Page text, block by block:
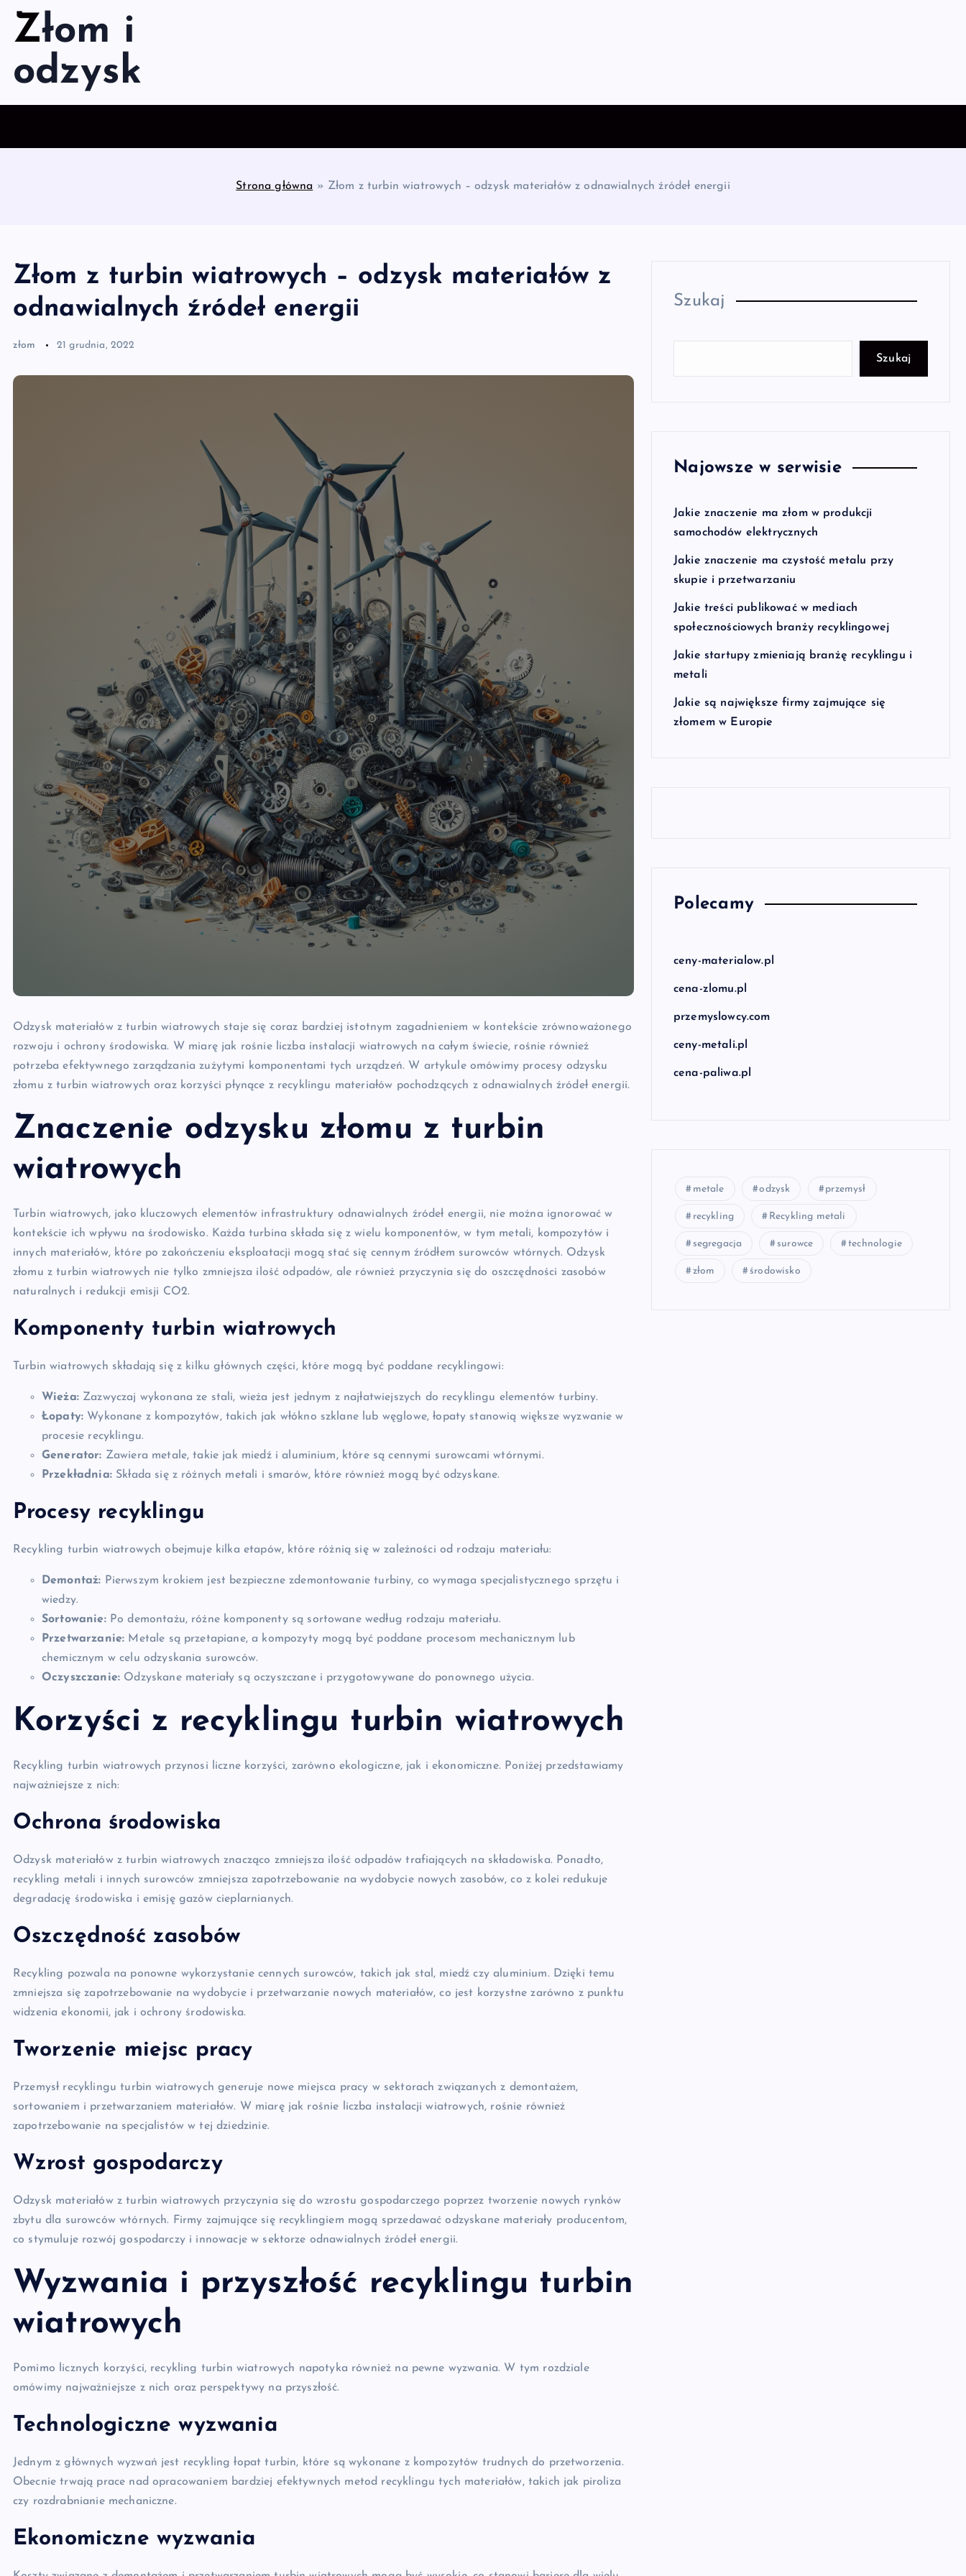
o
Złom i
odzysk
Strona główna » Złom z turbin wiatrowych – odzysk materiałów z odnawialnych źródeł energii
Złom z turbin wiatrowych – odzysk materiałów z
odnawialnych źródeł energii
złom 21 grudnia, 2022
Odzysk materiałów z turbin wiatrowych staje się coraz bardziej istotnym zagadnieniem w kontekście zrównoważonego
rozwoju i ochrony środowiska. W miarę jak rośnie liczba instalacji wiatrowych na całym świecie, rośnie również
potrzeba efektywnego zarządzania zużytymi komponentami tych urządzeń. W artykule omówimy procesy odzysku
złomu z turbin wiatrowych oraz korzyści płynące z recyklingu materiałów pochodzących z odnawialnych źródeł energii.
Znaczenie odzysku złomu z turbin
wiatrowych
Turbin wiatrowych, jako kluczowych elementów infrastruktury odnawialnych źródeł energii, nie można ignorować w
kontekście ich wpływu na środowisko. Każda turbina składa się z wielu komponentów, w tym metali, kompozytów i
innych materiałów, które po zakończeniu eksploatacji mogą stać się cennym źródłem surowców wtórnych. Odzysk
złomu z turbin wiatrowych nie tylko zmniejsza ilość odpadów, ale również przyczynia się do oszczędności zasobów
naturalnych i redukcji emisji CO2.
Komponenty turbin wiatrowych
Turbin wiatrowych składają się z kilku głównych części, które mogą być poddane recyklingowi:
Wieża:Zazwyczaj wykonana ze stali, wieża jest jednym z najłatwiejszych do recyklingu elementów turbiny.
Łopaty: Wykonane z kompozytów, takich jak włókno szklane lub węglowe, łopaty stanowią większe wyzwanie w
procesie recyklingu.
Generator: Zawiera metale, takie jak miedź i aluminium, które są cennymi surowcami wtórnymi.
Przekładnia:Składa się z różnych metali i smarów, które również mogą być odzyskane.
Procesy recyklingu
Recykling turbin wiatrowych obejmuje kilka etapów, które różnią się w zależności od rodzaju materiału:
Demontaż: Pierwszym krokiem jest bezpieczne zdemontowanie turbiny, co wymaga specjalistycznego sprzętu i
wiedzy.
Sortowanie:Po demontażu, różne komponenty są sortowane według rodzaju materiału.
Przetwarzanie: Metale są przetapiane, a kompozyty mogą być poddane procesom mechanicznym lub
chemicznym w celu odzyskania surowców.
Oczyszczanie: Odzyskane materiały są oczyszczane i przygotowywane do ponownego użycia.
Korzyści z recyklingu turbin wiatrowych
Recykling turbin wiatrowych przynosi liczne korzyści, zarówno ekologiczne, jak i ekonomiczne. Poniżej przedstawiamy
najważniejsze z nich:
Ochrona środowiska
Odzysk materiałów z turbin wiatrowych znacząco zmniejsza ilość odpadów trafiających na składowiska. Ponadto,
recykling metali i innych surowców zmniejsza zapotrzebowanie na wydobycie nowych zasobów, co z kolei redukuje
degradację środowiska i emisję gazów cieplarnianych.
Oszczędność zasobów
Recykling pozwala na ponowne wykorzystanie cennych surowców, takich jak stal, miedź czy aluminium. Dzięki temu
zmniejsza się zapotrzebowanie na wydobycie i przetwarzanie nowych materiałów, co jest korzystne zarówno z punktu
widzenia ekonomii, jak i ochrony środowiska.
Tworzenie miejsc pracy
Przemysł recyklingu turbin wiatrowych generuje nowe miejsca pracy w sektorach związanych z demontażem,
sortowaniem i przetwarzaniem materiałów. W miarę jak rośnie liczba instalacji wiatrowych, rośnie również
zapotrzebowanie na specjalistów w tej dziedzinie.
Wzrost gospodarczy
Odzysk materiałów z turbin wiatrowych przyczynia się do wzrostu gospodarczego poprzez tworzenie nowych rynków
zbytu dla surowców wtórnych. Firmy zajmujące się recyklingiem mogą sprzedawać odzyskane materiały producentom,
co stymuluje rozwój gospodarczy i innowacje w sektorze odnawialnych źródeł energii.
Wyzwania i przyszłość recyklingu turbin
wiatrowych
Pomimo licznych korzyści, recykling turbin wiatrowych napotyka również na pewne wyzwania. W tym rozdziale
omówimy najważniejsze z nich oraz perspektywy na przyszłość.
Technologiczne wyzwania
Jednym z głównych wyzwań jest recykling łopat turbin, które są wykonane z kompozytów trudnych do przetworzenia.
Obecnie trwają prace nad opracowaniem bardziej efektywnych metod recyklingu tych materiałów, takich jak piroliza
czy rozdrabnianie mechaniczne.
Ekonomiczne wyzwania
Szukaj
Szukaj
Najowsze w serwisie
Jakie znaczenie ma złom w produkcji
samochodów elektrycznych
Jakie znaczenie ma czystość metalu przy
skupie i przetwarzaniu
Jakie treści publikować w mediach
społecznościowych branży recyklingowej
Jakie startupy zmieniają branżę recyklingu i
metali
Jakie są największe firmy zajmujące się
złomem w Europie
Polecamy
ceny-materialow.pl
cena-zlomu.pl
przemyslowcy.com
ceny-metali.pl
cena-paliwa.pl
metale odzysk przemysł
recykling Recykling metali
segregacja surowce technologie
złom środowisko